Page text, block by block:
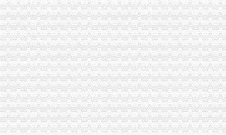
钟律师|重庆|重庆市_凤凰资讯
新桥办税务登记证
信息广告__都市_温商网
浔区2017年小学新生报名点及学区范围出炉-南昌新闻网
内容详-中共绵市委绵市人民
东华软件：发行股份购买资产报告书_股票频道_证券之星
桑乐金（）发行股票出具法律意见书的律师工作报告-新股公告
童家桥办税务登记证
已开店,想办税务登记证询问需要那些手续-淮安市地方税务局-淮网-
合伙制企业办理税务登记证是否缴纳印花税？-高顿网校
办税务登记证需要哪些手续【阿拉善吧】_百度贴吧
栖霞建设_招股说明书
【图】沙坪坝童家桥工商代办公司注册基本流程_重庆工商注册_重庆列